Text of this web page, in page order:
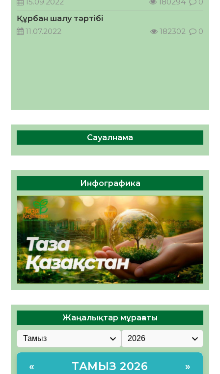
07.08.2026
21 0
Құрбан шалу тәртібі
11.07.2022
182302 0
Сауалнама
Инфографика
Жаңалықтар мұрағаты
« ТАМЫЗ 2026 »